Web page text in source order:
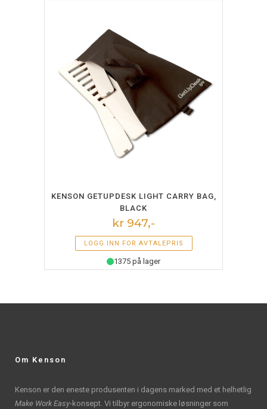
LEGG I HANDLEKURV
KENSON GETUPDESK LIGHT CARRY BAG,
BLACK
kr 947,-
LOGG INN FOR AVTALEPRIS
1375 på lager
Om Kenson
Kenson er den eneste produsenten i dagens marked med et helhetlig
Make Work Easy-konsept. Vi tilbyr ergonomiske løsninger som